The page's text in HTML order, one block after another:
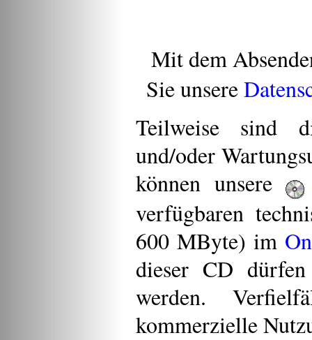
Mit dem
Sie unsere
Teilweise sind
und/oder
können unsere
verfügbaren
600 MByte) im
dieser CD
werden.
kommerzielle